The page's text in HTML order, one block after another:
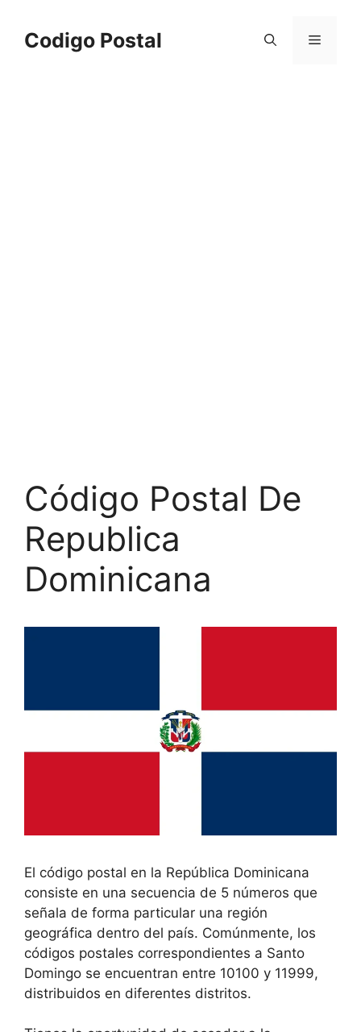
contenido
Codigo Postal Menú
Código Postal De
Republica
Dominicana
El código postal en la República Dominicana
consiste en una secuencia de 5 números que
señala de forma particular una región
geográfica dentro del país. Comúnmente, los
códigos postales correspondientes a Santo
Domingo se encuentran entre 10100 y 11999,
distribuidos en diferentes distritos.